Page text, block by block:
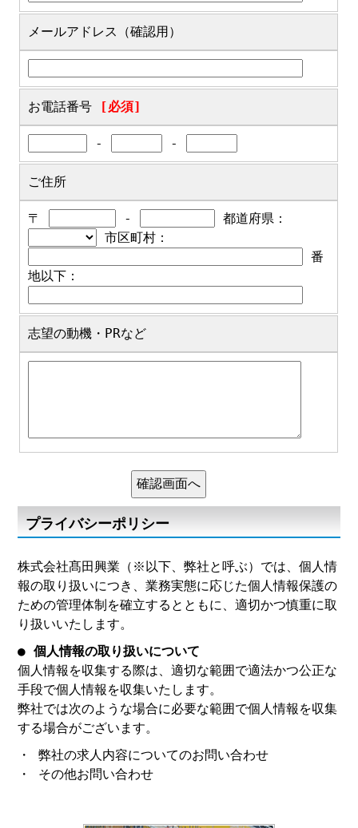
メールアドレス（確認用）
お電話番号 [必須]
- -
ご住所
〒 -
都道府県：
市区町村：
番
地以下：
志望の動機・PRなど
プライバシーポリシー
株式会社髙田興業（※以下、弊社と呼ぶ）では、個人情
報の取り扱いにつき、業務実態に応じた個人情報保護の
ための管理体制を確立するとともに、適切かつ慎重に取
り扱いいたします。
● 個人情報の取り扱いについて
個人情報を収集する際は、適切な範囲で適法かつ公正な
手段で個人情報を収集いたします。
弊社では次のような場合に必要な範囲で個人情報を収集
する場合がございます。
・ 弊社の求人内容についてのお問い合わせ
・ その他お問い合わせ